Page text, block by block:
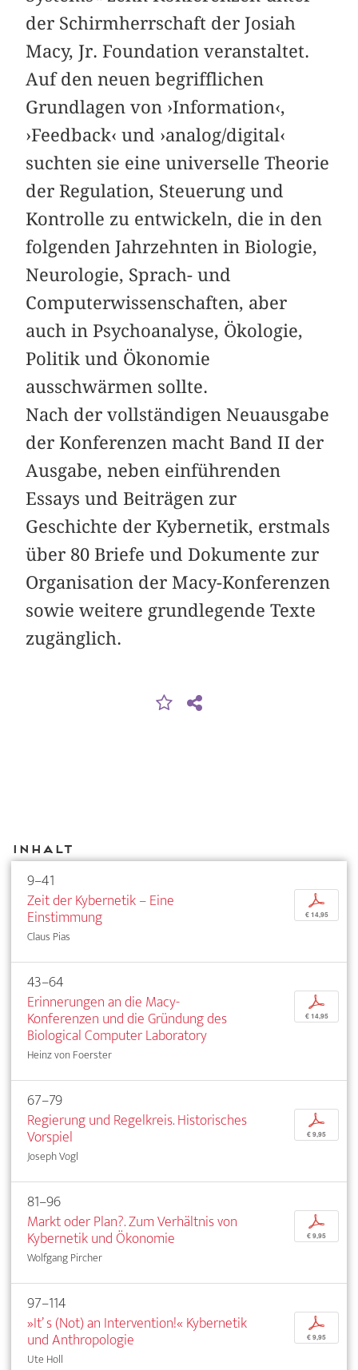
der Schirmherrschaft der Josiah
Macy, Jr. Foundation veranstaltet.
Auf den neuen begrifflichen
Grundlagen von ›Information‹,
›Feedback‹ und ›analog/digital‹
suchten sie eine universelle Theorie
der Regulation, Steuerung und
Kontrolle zu entwickeln, die in den
folgenden Jahrzehnten in Biologie,
Neurologie, Sprach- und
Computerwissenschaften, aber
auch in Psychoanalyse, Ökologie,
Politik und Ökonomie
ausschwärmen sollte.
Nach der vollständigen Neuausgabe
der Konferenzen macht Band II der
Ausgabe, neben einführenden
Essays und Beiträgen zur
Geschichte der Kybernetik, erstmals
über 80 Briefe und Dokumente zur
Organisation der Macy-Konferenzen
sowie weitere grundlegende Texte
zugänglich.
Inhalt
9–41
Zeit der Kybernetik – Eine
Einstimmung
Claus Pias
p
€ 14,95
43–64
Erinnerungen an die Macy-
Konferenzen und die Gründung des
Biological Computer Laboratory
Heinz von Foerster
p
€ 14,95
67–79
Regierung und Regelkreis. Historisches
Vorspiel
Joseph Vogl
p
€ 9,95
81–96
Markt oder Plan?. Zum Verhältnis von
Kybernetik und Ökonomie
Wolfgang Pircher
p
€ 9,95
97–114
»It’ s (Not) an Intervention!« Kybernetik
und Anthropologie
Ute Holl
p
€ 9,95